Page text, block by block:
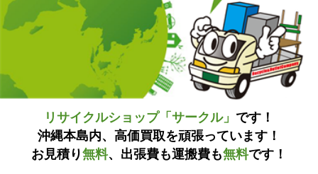
リサイクルショップ「サークル」 です！
沖縄本島内、高価買取を頑張っています！
お見積り無料、出張費も運搬費も無料です！